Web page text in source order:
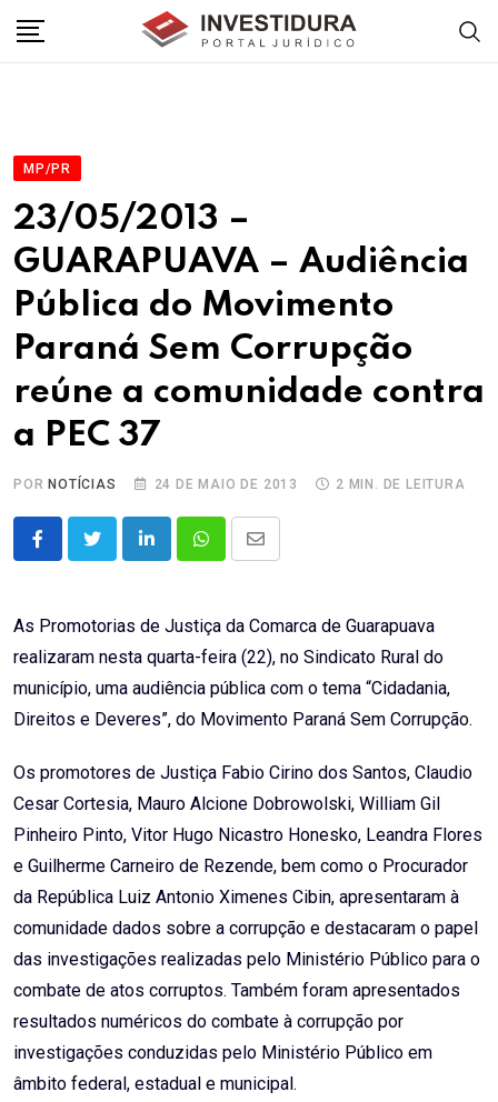
MP/PR
23/05/2013 –
GUARAPUAVA – Audiência
Pública do Movimento
Paraná Sem Corrupção
reúne a comunidade contra
a PEC 37
POR NOTÍCIAS 24 DE MAIO DE 2013 2 MIN. DE LEITURA
LinkedInWhatsappShare
Email
As Promotorias de Justiça da Comarca de Guarapuava
realizaram nesta quarta-feira (22), no Sindicato Rural do
município, uma audiência pública com o tema “Cidadania,
Direitos e Deveres”, do Movimento Paraná Sem Corrupção.
Os promotores de Justiça Fabio Cirino dos Santos, Claudio
Cesar Cortesia, Mauro Alcione Dobrowolski, William Gil
Pinheiro Pinto, Vitor Hugo Nicastro Honesko, Leandra Flores
e Guilherme Carneiro de Rezende, bem como o Procurador
da República Luiz Antonio Ximenes Cibin, apresentaram à
comunidade dados sobre a corrupção e destacaram o papel
das investigações realizadas pelo Ministério Público para o
combate de atos corruptos. Também foram apresentados
resultados numéricos do combate à corrupção por
investigações conduzidas pelo Ministério Público em
âmbito federal, estadual e municipal.